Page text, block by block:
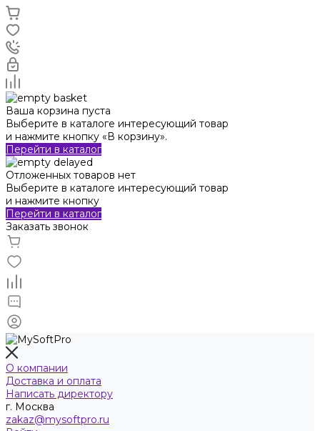
Ваша корзина пуста
Выберите в каталоге интересующий товар
и нажмите кнопку «В корзину».
Перейти в каталог
Отложенных товаров нет
Выберите в каталоге интересующий товар
и нажмите кнопку
Перейти в каталог
Заказать звонок
О компании
Доставка и оплата
Написать директору
г. Москва
zakaz@mysoftpro.ru